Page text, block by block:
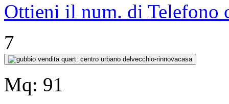
Ottieni il num. di Telefono
7
Mq: 91